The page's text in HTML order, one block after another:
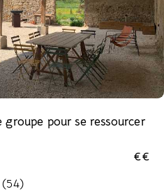
groupe pour se ressourcer
€€
(54)